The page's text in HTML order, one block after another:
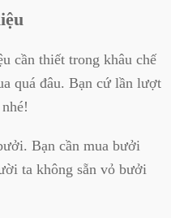
cần thiết trong khâu chế
quá đâu. Bạn cứ lần lượt
Bạn cần mua bưởi
ta không sẵn vỏ bưởi